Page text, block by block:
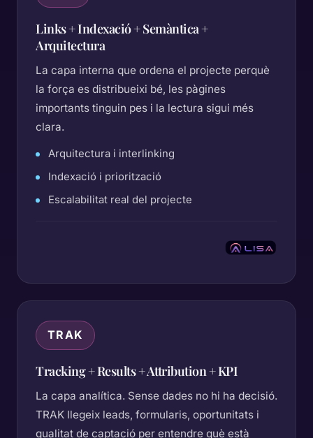
Links + Indexació + Semàntica +
Arquitectura
La capa interna que ordena el projecte perquè
la força es distribueixi bé, les pàgines
importants tinguin pes i la lectura sigui més
clara.
Arquitectura i interlinking
Indexació i priorització
Escalabilitat real del projecte
TRAK
Tracking + Results + Attribution + KPI
La capa analítica. Sense dades no hi ha decisió.
TRAK llegeix leads, formularis, oportunitats i
qualitat de captació per entendre què està